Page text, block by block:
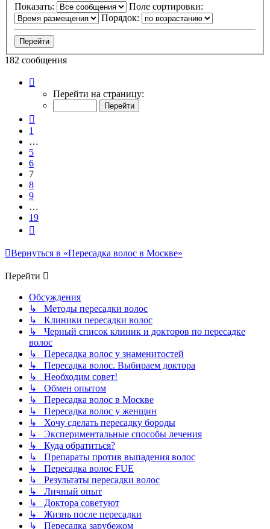
Показать:
Поле сортировки:
Порядок:
182 сообщения
Перейти на страницу:
1
…
5
6
7
8
9
…
19
Вернуться в «Пересадка волос в Москве»
Перейти
Обсуждения
↳ Методы пересадки волос
↳ Клиники пересадки волос
↳ Черный список клиник и докторов по пересадке
волос
↳ Пересадка волос у знаменитостей
↳ Пересадка волос. Выбираем доктора
↳ Необходим совет!
↳ Обмен опытом
↳ Пересадка волос в Москве
↳ Пересадка волос у женщин
↳ Хочу сделать пересадку бороды
↳ Экспериментальные способы лечения
↳ Куда обратиться?
↳ Препараты против выпадения волос
↳ Пересадка волос FUE
↳ Результаты пересадки волос
↳ Личный опыт
↳ Доктора советуют
↳ Жизнь после пересадки
↳ Пересадка зарубежом